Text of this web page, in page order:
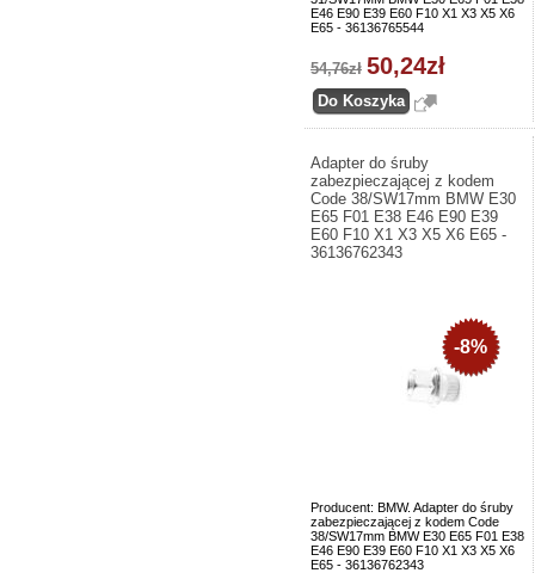
E46 E90 E39 E60 F10 X1 X3 X5 X6
E65 - 36136765544
54,76zł 50,24zł
Adapter do śruby
zabezpieczającej z kodem
Code 38/SW17mm BMW E30
E65 F01 E38 E46 E90 E39
E60 F10 X1 X3 X5 X6 E65 -
36136762343
Producent: BMW. Adapter do śruby
zabezpieczającej z kodem Code
38/SW17mm BMW E30 E65 F01 E38
E46 E90 E39 E60 F10 X1 X3 X5 X6
E65 - 36136762343
-8%